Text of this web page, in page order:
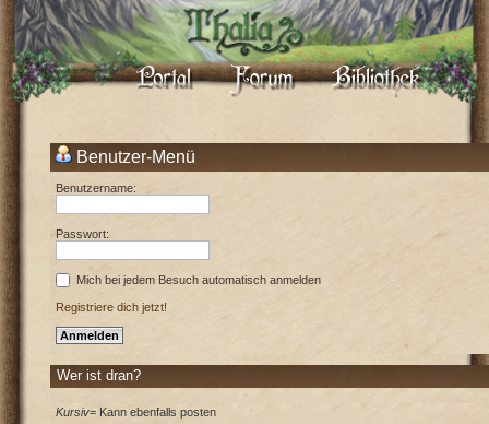
Benutzer-Menü
Benutzername:
Passwort:
Mich bei jedem Besuch automatisch anmelden
Registriere dich jetzt!
Wer ist dran?
Kursiv= Kann ebenfalls posten